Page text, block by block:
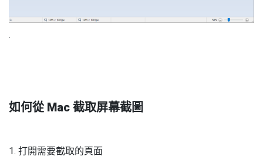
.
如何從 Mac 截取屏幕截圖
1. 打開需要截取的頁面